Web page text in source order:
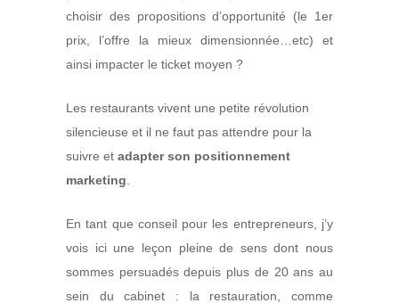
choisir des propositions d’opportunité (le 1er
prix, l’offre la mieux dimensionnée…etc) et
ainsi impacter le ticket moyen ?
Les restaurants vivent une petite révolution
silencieuse et il ne faut pas attendre pour la
suivre et adapter son positionnement
marketing
En tant que conseil pour les entrepreneurs, j’y
vois ici une leçon pleine de sens dont nous
sommes persuadés depuis plus de 20 ans au
sein du cabinet : la restauration, comme